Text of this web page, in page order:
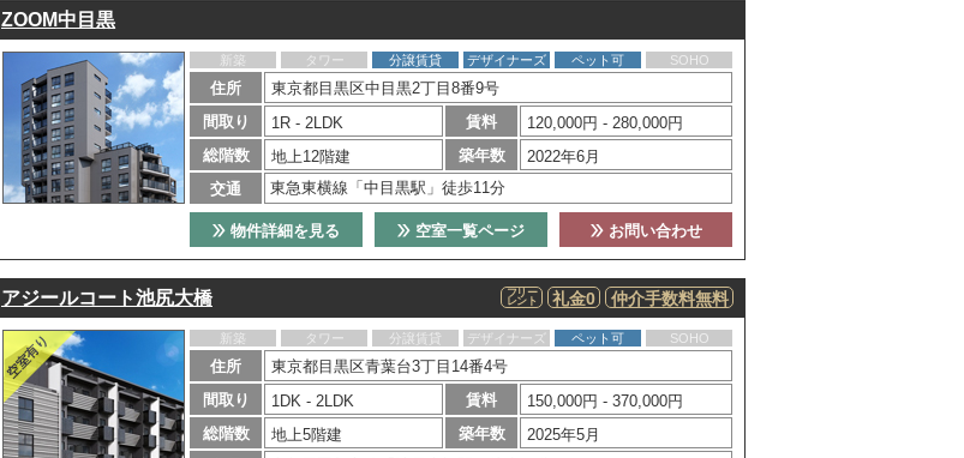
ZOOM中目黒
新築 タワー 分譲賃貸 デザイナーズ ペット可 SOHO
住所
東京都目黒区中目黒2丁目8番9号
間取り
1R - 2LDK 賃料
120,000円 - 280,000円
総階数
地上12階建 築年数
2022年6月
交通
東急東横線「中目黒駅」徒歩11分
お問い合わせ
空室一覧ページ
物件詳細を見る
アジールコート池尻大橋 仲介手数料無料
礼金0
フリー
レント
新築 タワー 分譲賃貸 デザイナーズ ペット可 SOHO
住所
東京都目黒区青葉台3丁目14番4号
間取り
1DK - 2LDK 賃料
150,000円 - 370,000円
総階数
地上5階建 築年数
2025年5月